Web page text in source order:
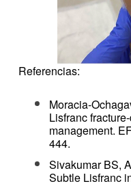
Referencias:
Moracia-
Lisfranc
management.
444.
Sivakumar BS,
Subtle Lisfranc